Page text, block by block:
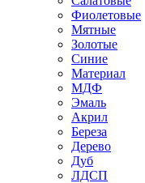
Фиолетовые
Мятные
Золотые
Синие
Материал
МДФ
Эмаль
Акрил
Береза
Дерево
Дуб
ЛДСП